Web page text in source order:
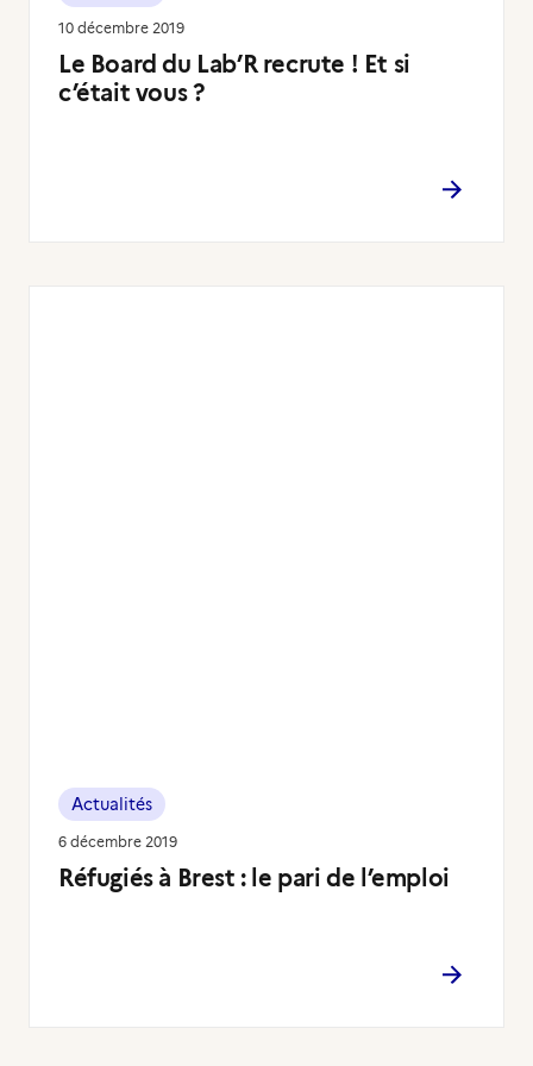
10 décembre 2019
Le Board du Lab’R recrute ! Et si
c’était vous ?
Actualités
6 décembre 2019
Réfugiés à Brest : le pari de l’emploi